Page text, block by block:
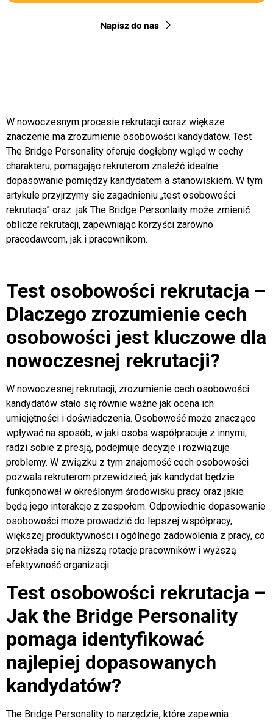
Napisz do nas
W nowoczesnym procesie rekrutacji coraz większe
znaczenie ma zrozumienie osobowości kandydatów. Test
The Bridge Personality oferuje dogłębny wgląd w cechy
charakteru, pomagając rekruterom znaleźć idealne
dopasowanie pomiędzy kandydatem a stanowiskiem. W tym
artykule przyjrzymy się zagadnieniu „test osobowości
rekrutacja” oraz jak The Bridge Personlaity może zmienić
oblicze rekrutacji, zapewniając korzyści zarówno
pracodawcom, jak i pracownikom.
Test osobowości rekrutacja –
Dlaczego zrozumienie cech
osobowości jest kluczowe dla
nowoczesnej rekrutacji?
W nowoczesnej rekrutacji, zrozumienie cech osobowości
kandydatów stało się równie ważne jak ocena ich
umiejętności i doświadczenia. Osobowość może znacząco
wpływać na sposób, w jaki osoba współpracuje z innymi,
radzi sobie z presją, podejmuje decyzje i rozwiązuje
problemy. W związku z tym znajomość cech osobowości
pozwala rekruterom przewidzieć, jak kandydat będzie
funkcjonował w określonym środowisku pracy oraz jakie
będą jego interakcje z zespołem. Odpowiednie dopasowanie
osobowości może prowadzić do lepszej współpracy,
większej produktywności i ogólnego zadowolenia z pracy, co
przekłada się na niższą rotację pracowników i wyższą
efektywność organizacji.
Test osobowości rekrutacja –
Jak the Bridge Personality
pomaga identyfikować
najlepiej dopasowanych
kandydatów?
The Bridge Personality to narzędzie, które zapewnia